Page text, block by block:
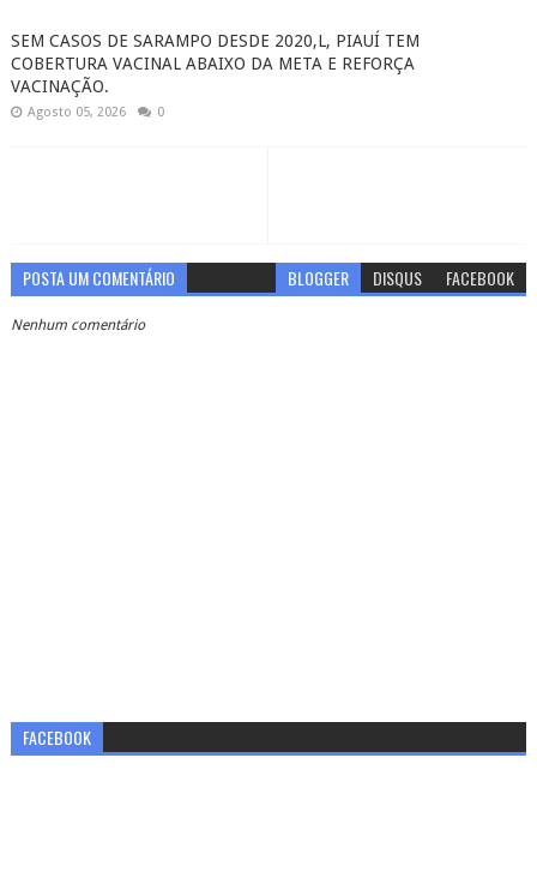
SEM CASOS DE SARAMPO DESDE 2020,L, PIAUÍ TEM
COBERTURA VACINAL ABAIXO DA META E REFORÇA
VACINAÇÃO.
Agosto 05, 2026 0
POSTA UM COMENTÁRIO BLOGGER DISQUS FACEBOOK
Nenhum comentário
FACEBOOK